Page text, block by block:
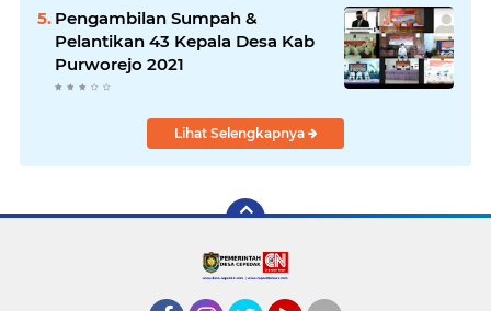
Pengambilan Sumpah &
Pelantikan 43 Kepala Desa Kab
Purworejo 2021
Lihat Selengkapnya